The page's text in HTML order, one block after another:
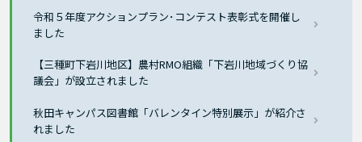
令和５年度アクションプラン･コンテスト表彰式を開催し
ました
【三種町下岩川地区】農村RMO組織「下岩川地域づくり協
議会」が設立されました
秋田キャンパス図書館「バレンタイン特別展示」が紹介さ
れました